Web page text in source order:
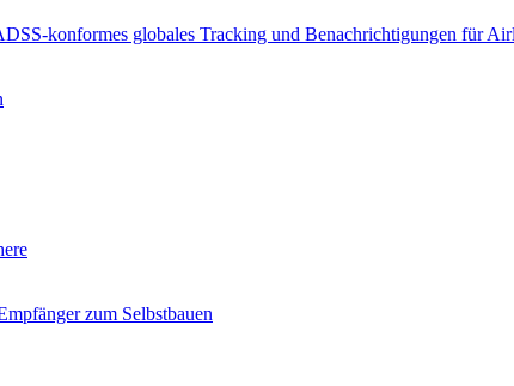
konformes globales Tracking und Benachrichtigungen für
zum Selbstbauen